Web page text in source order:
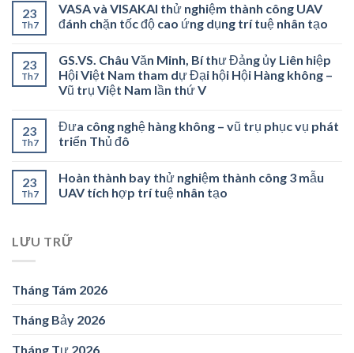
23
Th7
VASA và VISAKAI thử nghiệm thành công UAV
đánh chặn tốc độ cao ứng dụng trí tuệ nhân tạo
23
Th7
GS.VS. Châu Văn Minh, Bí thư Đảng ủy Liên hiệp
Hội Việt Nam tham dự Đại hội Hội Hàng không –
Vũ trụ Việt Nam lần thứ V
23
Th7
Đưa công nghệ hàng không – vũ trụ phục vụ phát
triển Thủ đô
23
Th7
Hoàn thành bay thử nghiệm thành công 3 mẫu
UAV tích hợp trí tuệ nhân tạo
LƯU TRỮ
Tháng Tám 2026
Tháng Bảy 2026
Tháng Tư 2026